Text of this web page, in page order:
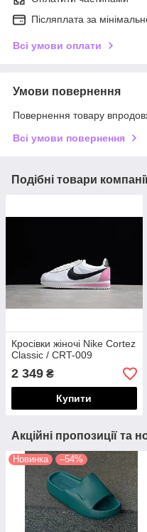
Післяплата за
Всі умови оплати
Умови повернення
Повернення товару
Всі умови повернення
Подібні товари
Кросівки жіночі Nike Cortez
Classic / CRT-009
2 349 ₴
Купити
Акційні пропозиції та
Новинка –54%